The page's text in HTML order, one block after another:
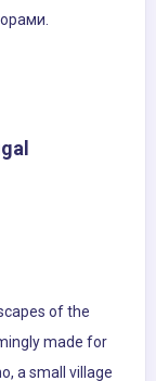
of the
made for
a small village